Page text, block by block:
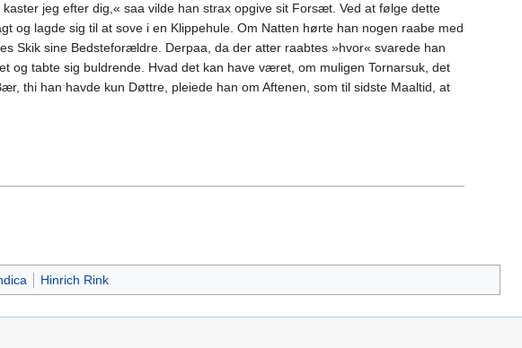
jeg efter dig,« saa vilde han strax opgive sit Forsæt. Ved at følge dette
og lagde sig til at sove i en Klippehule. Om Natten hørte han nogen raabe med
Skik sine Bedsteforældre. Derpaa, da der atter raabtes »hvor« svarede han
og tabte sig buldrende. Hvad det kan have været, om muligen Tornarsuk, det
thi han havde kun Døttre, pleiede han om Aftenen, som til sidste Maaltid, at
Hinrich Rink